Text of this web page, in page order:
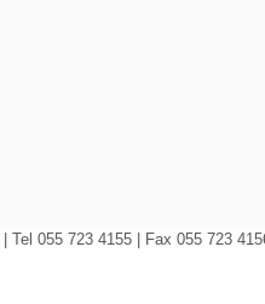
| Tel 055 723 4155 | Fax 055 723